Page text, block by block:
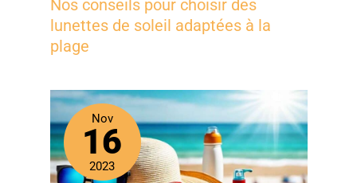
Nos conseils pour choisir des
lunettes de soleil adaptées à la
plage
Nov
16
2023